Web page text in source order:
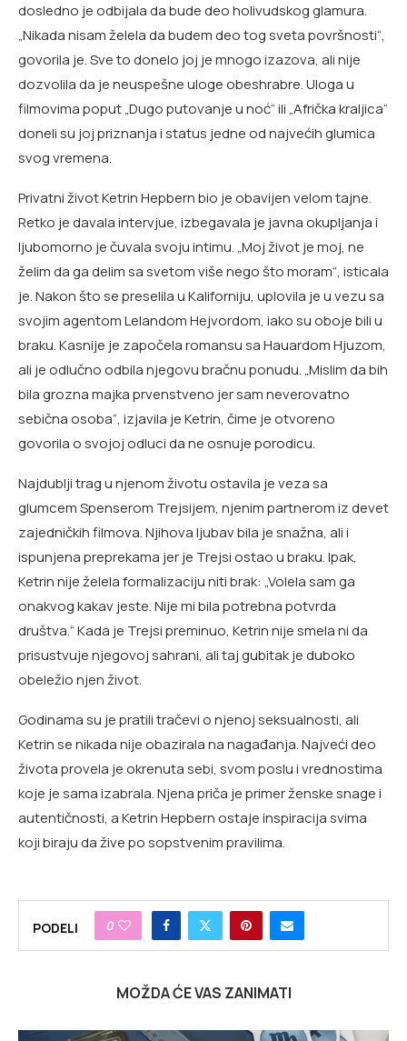
dosledno je odbijala da bude deo holivudskog glamura.
„Nikada nisam želela da budem deo tog sveta površnosti“,
govorila je. Sve to donelo joj je mnogo izazova, ali nije
dozvolila da je neuspešne uloge obeshrabre. Uloga u
filmovima poput „Dugo putovanje u noć“ ili „Afrička kraljica“
doneli su joj priznanja i status jedne od najvećih glumica
svog vremena.
Privatni život Ketrin Hepbern bio je obavijen velom tajne.
Retko je davala intervjue, izbegavala je javna okupljanja i
ljubomorno je čuvala svoju intimu. „Moj život je moj, ne
želim da ga delim sa svetom više nego što moram“, isticala
je. Nakon što se preselila u Kaliforniju, uplovila je u vezu sa
svojim agentom Lelandom Hejvordom, iako su oboje bili u
braku. Kasnije je započela romansu sa Hauardom Hjuzom,
ali je odlučno odbila njegovu bračnu ponudu. „Mislim da bih
bila grozna majka prvenstveno jer sam neverovatno
sebična osoba“, izjavila je Ketrin, čime je otvoreno
govorila o svojoj odluci da ne osnuje porodicu.
Najdublji trag u njenom životu ostavila je veza sa
glumcem Spenserom Trejsijem, njenim partnerom iz devet
zajedničkih filmova. Njihova ljubav bila je snažna, ali i
ispunjena preprekama jer je Trejsi ostao u braku. Ipak,
Ketrin nije želela formalizaciju niti brak: „Volela sam ga
onakvog kakav jeste. Nije mi bila potrebna potvrda
društva.“ Kada je Trejsi preminuo, Ketrin nije smela ni da
prisustvuje njegovoj sahrani, ali taj gubitak je duboko
obeležio njen život.
Godinama su je pratili tračevi o njenoj seksualnosti, ali
Ketrin se nikada nije obazirala na nagađanja. Najveći deo
života provela je okrenuta sebi, svom poslu i vrednostima
koje je sama izabrala. Njena priča je primer ženske snage i
autentičnosti, a Ketrin Hepbern ostaje inspiracija svima
koji biraju da žive po sopstvenim pravilima.
PODELI 0
MOŽDA ĆE VAS ZANIMATI